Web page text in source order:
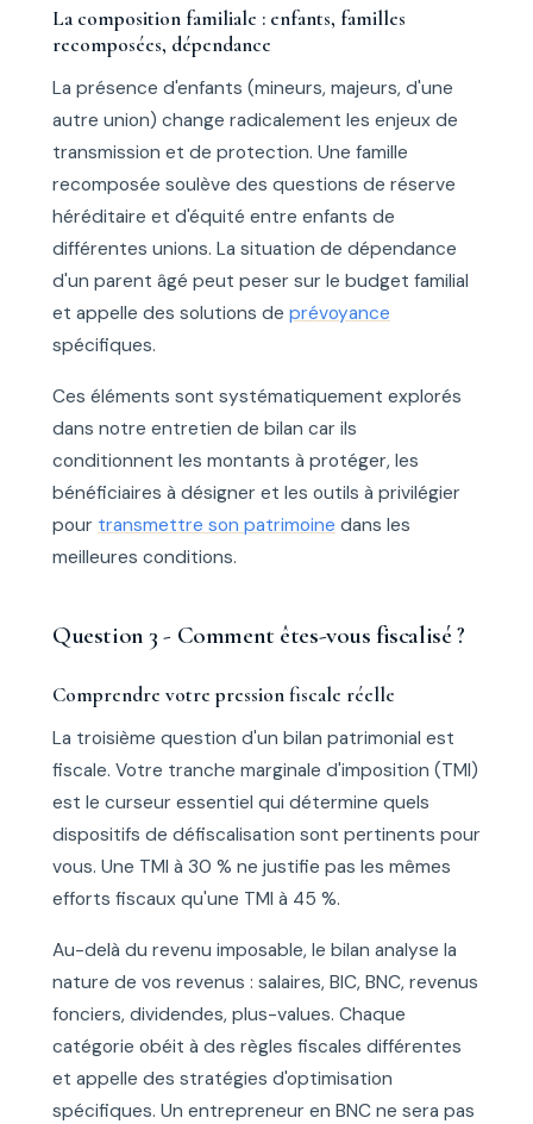
La composition familiale : enfants, familles
recomposées, dépendance
La présence d'enfants (mineurs, majeurs, d'une
autre union) change radicalement les enjeux de
transmission et de protection. Une famille
recomposée soulève des questions de réserve
héréditaire et d'équité entre enfants de
différentes unions. La situation de dépendance
d'un parent âgé peut peser sur le budget familial
et appelle des solutions de prévoyance
spécifiques.
Ces éléments sont systématiquement explorés
dans notre entretien de bilan car ils
conditionnent les montants à protéger, les
bénéficiaires à désigner et les outils à privilégier
pour transmettre son patrimoine dans les
meilleures conditions.
Question 3 - Comment êtes-vous fiscalisé ?
Comprendre votre pression fiscale réelle
La troisième question d'un bilan patrimonial est
fiscale. Votre tranche marginale d'imposition (TMI)
est le curseur essentiel qui détermine quels
dispositifs de défiscalisation sont pertinents pour
vous. Une TMI à 30 % ne justifie pas les mêmes
efforts fiscaux qu'une TMI à 45 %.
Au-delà du revenu imposable, le bilan analyse la
nature de vos revenus : salaires, BIC, BNC, revenus
fonciers, dividendes, plus-values. Chaque
catégorie obéit à des règles fiscales différentes
et appelle des stratégies d'optimisation
spécifiques. Un entrepreneur en BNC ne sera pas